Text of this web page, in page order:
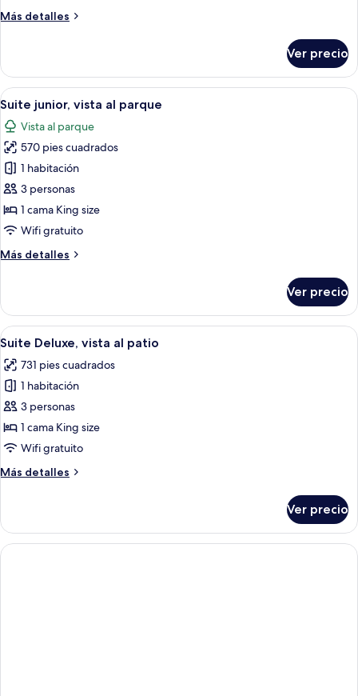
parque
Más detalles
Más
Deluxe,
vista
al
parque
Ver precio
Abrir
todas
las
fotos
de
Suite
junior,
vista
parque
Una sala moderna con sofá, sillón,
5
Suite junior, vista al parque
Vista al parque
570 pies cuadrados
1 habitación
3 personas
1 cama King size
Wifi gratuito
Más detalles
Más
junior,
vista
al
Ver precio
Abrir
todas
las
fotos
de
Suite
Deluxe,
al
Habitación de hotel con sofá, una
5
Suite Deluxe, vista al patio
731 pies cuadrados
1 habitación
3 personas
1 cama King size
Wifi gratuito
Más detalles
Más
Deluxe,
vista
al
Ver precio